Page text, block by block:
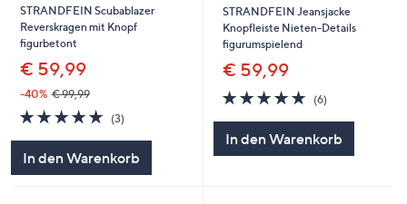
STRANDFEIN Scubablazer
Reverskragen mit Knopf
figurbetont
€ 59,99
-40% € 99,99
5.0
von
(3)3
In den Warenkorb
STRANDFEIN Jeansjacke
Knopfleiste Nieten-Details
figurumspielend
€ 59,99
5.0
von
(6)6
In den Warenkorb